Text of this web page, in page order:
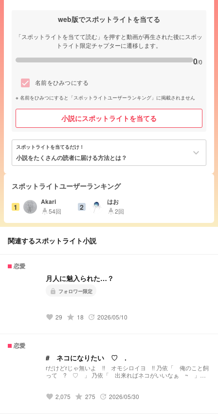
web版でスポットライトを当てる
「スポットライトを当てて読む」を押すと動画が再生された後にスポッ
トライト限定チャプターに遷移します。
0/0
名前をひみつにする
名前をひみつにすると「スポットライトユーザーランキング」に掲載されません
小説にスポットライトを当てる
スポットライトを当てるだけ！
小説をたくさんの読者に届ける方法とは？ keyboard_arrow_down
スポットライトユーザーランキング
1
Akari
highlight54回 2
はお
highlight2回
関連するスポットライト小説
恋愛
月人に魅入られた…？
lock フォロワー限定
favorite 29 grade 18 update 2026/05/10
恋愛
# ネコになりたい ♡ .
rだけどrじゃ無いよ !! オモシロイヨ !! 乃依「 俺のこと飼
って ? ♡ 」 乃依「 出来ればネコがいいなぁ ~ 」
中
favorite 2,075 grade 275 update 2026/05/30